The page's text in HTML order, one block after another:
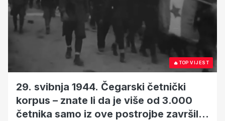
🔥TOP VIJEST
29. svibnja 1944. Čegarski četnički
korpus – znate li da je više od 3.000
četnika samo iz ove postrojbe završilo